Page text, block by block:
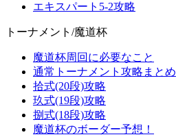
エキスパート5-2攻略
トーナメント/魔道杯
魔道杯周回に必要なこと
通常トーナメント攻略まとめ
拾式(20段)攻略
玖式(19段)攻略
捌式(18段)攻略
魔道杯のボーダー予想！